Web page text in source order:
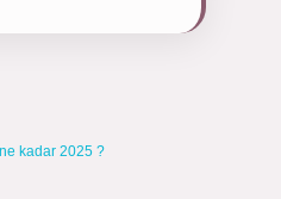
kadar 2025 ?